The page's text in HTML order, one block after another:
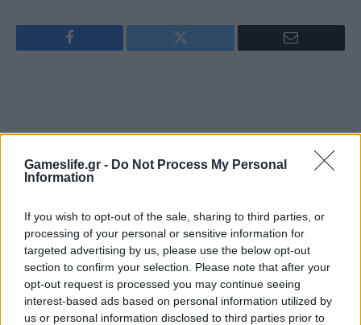
Gameslife.gr - Do Not Process My Personal
Information
If you wish to opt-out of the sale, sharing to third parties, or
processing of your personal or sensitive information for
targeted advertising by us, please use the below opt-out
section to confirm your selection. Please note that after your
opt-out request is processed you may continue seeing
interest-based ads based on personal information utilized by
us or personal information disclosed to third parties prior to
Facebook Twitter Email